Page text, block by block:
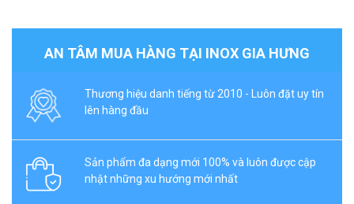
AN TÂM MUA HÀNG TẠI INOX GIA HƯNG
Thương hiệu danh tiếng từ 2010 - Luôn đặt uy tín
lên hàng đầu
Sản phẩm đa dạng mới 100% và luôn được cập
nhật những xu hướng mới nhất